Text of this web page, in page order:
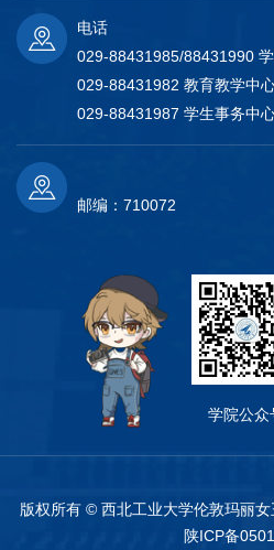
电话
029-88431985/88431990
029-88431982 教育教学中
029-88431987 学生事务中
邮编：710072
学院公众
版权所有 © 西北工业大学伦敦玛丽
陕ICP备